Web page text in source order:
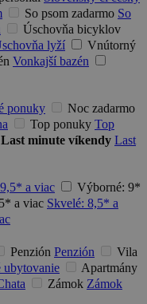
So psom zadarmo So
Úschovňa bicyklov
lyží
Vnútorný
Vonkajší bazén
ponuky
Noc zadarmo
Top ponuky Top
Last minute víkendy Last
a viac
Výborné: 9*
a viac Skvelé: 8,5* a
Penzión Penzión
Vila
ubytovanie
Apartmány
Zámok Zámok